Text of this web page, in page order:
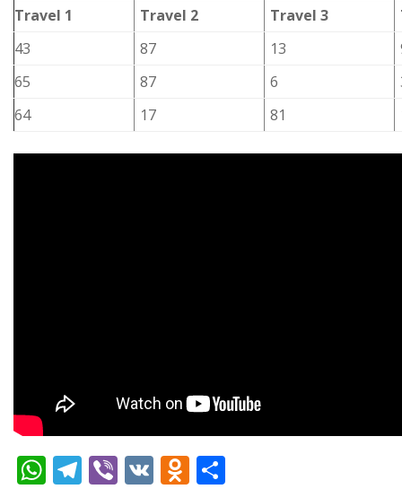
Travel 1 Travel 2 Travel 3
43
87 13
65
87 6
64
17 81
WhatsApp
Telegram
Viber
VK Odnoklassniki